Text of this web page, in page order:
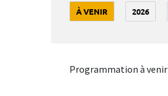
À VENIR 2026
Programmation à venir